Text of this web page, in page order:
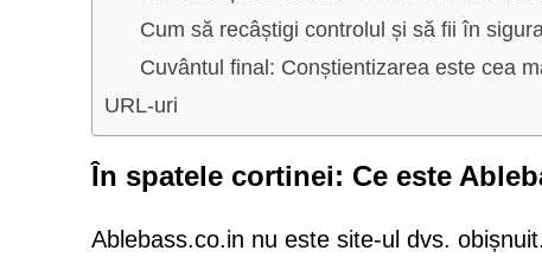
Cum să recâștigi controlul și să fii în
Cuvântul final: Conștientizarea este cea
URL-uri
În spatele cortinei: Ce este
Ablebass.co.in nu este site-ul dvs.